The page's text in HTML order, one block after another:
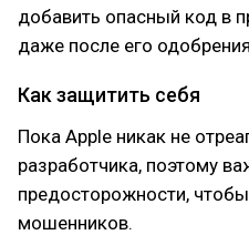
добавить опасный код в
даже после его
Как защитить себя
Пока Apple никак не
разработчика, поэтому
предосторожности,
мошенников.